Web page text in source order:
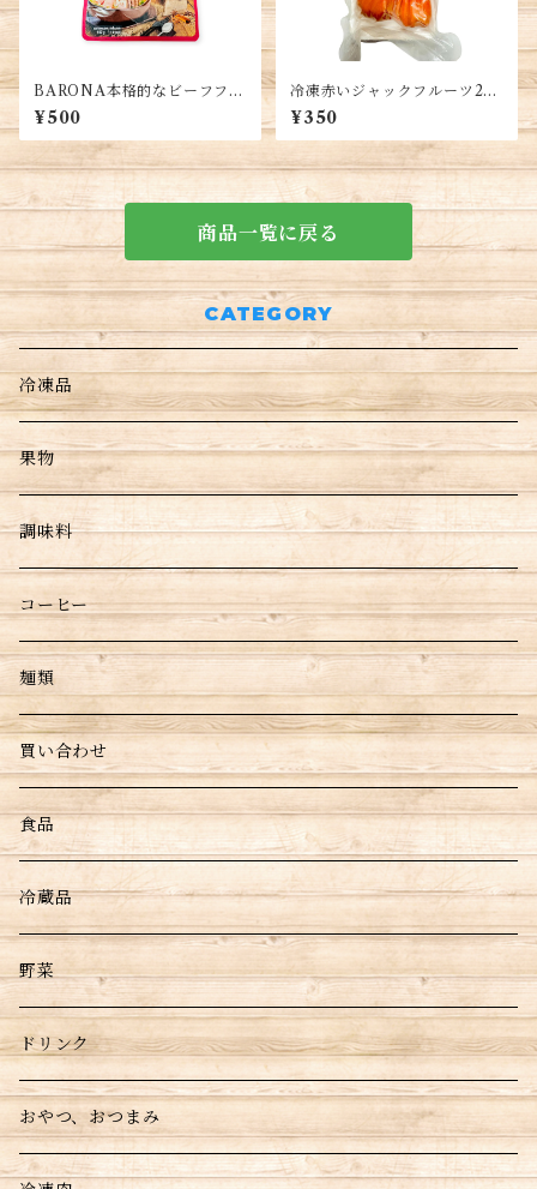
BARONA本格的なビーフフォ
ーの素150g 4~5人前用・Bee
f Pho Base・Gia Vị Phở Bò
Barona
¥500
冷凍赤いジャックフルーツ250
g/pack・Red Jackfruit・Mít
nghệ
¥350
商品一覧に戻る
CATEGORY
冷凍品
果物
調味料
コーヒー
麺類
買い合わせ
食品
冷蔵品
野菜
ドリンク
おやつ、おつまみ